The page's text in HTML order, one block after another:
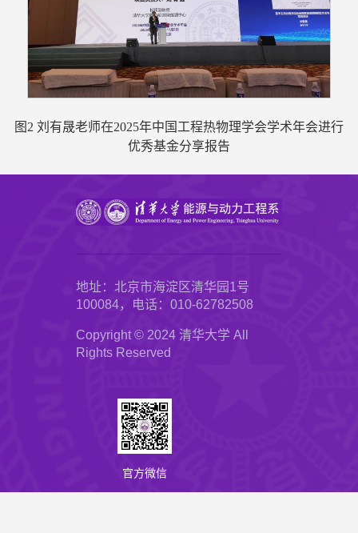
图2 刘有晟老师在2025年中国工程热物理学会学术年会进行
优秀基金分享报告
地址：北京市海淀区清华园1号
100084，电话：010-62782508
Copyright © 2024 清华大学 All
Rights Reserved
官方微信